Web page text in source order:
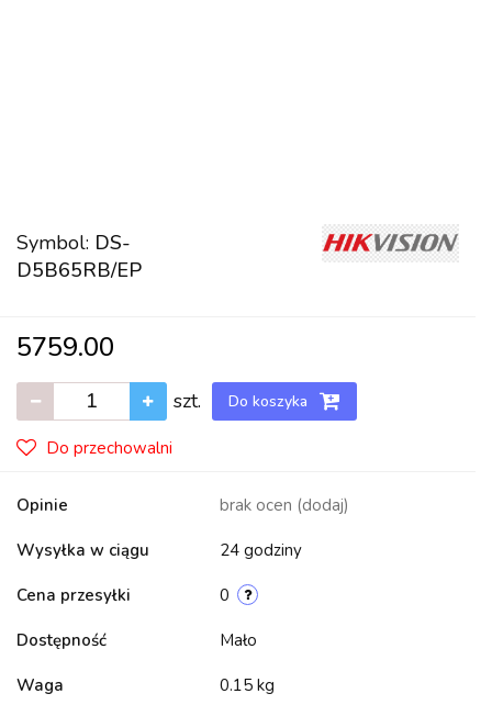
Symbol: DS-
D5B65RB/EP
5759.00
szt. Do koszyka
Do przechowalni
Opinie brak ocen (dodaj)
Wysyłka w ciągu 24 godziny
Cena przesyłki 0
Dostępność Mało
Waga 0.15 kg